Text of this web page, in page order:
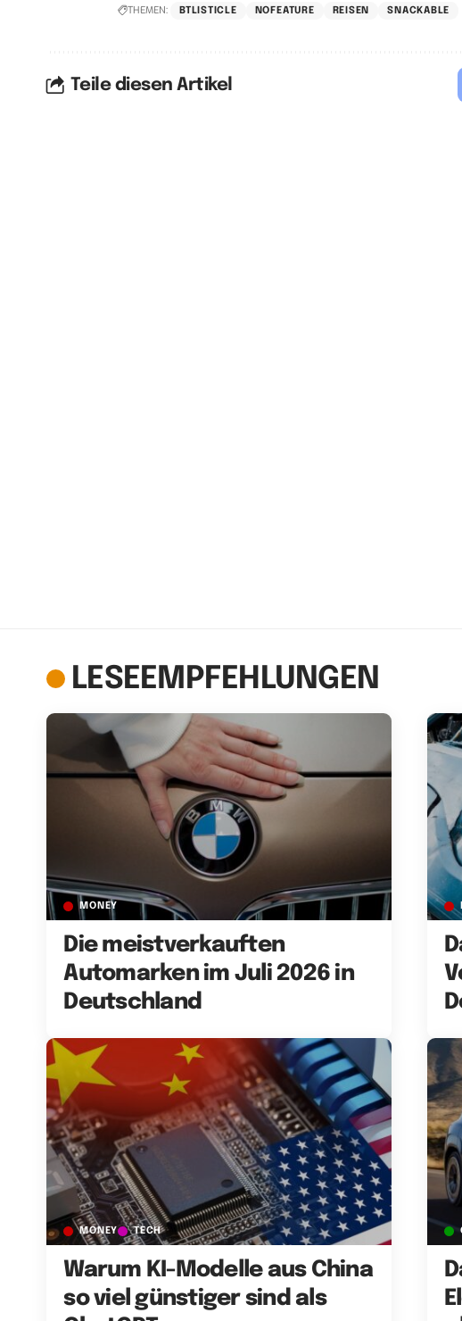
THEMEN: BTLISTICLE NOFEATURE REISEN SNACKABLE
Teile diesen Artikel
LESEEMPFEHLUNGEN
MONEY
Die meistverkauften
Automarken im Juli 2026 in
Deutschland
MONEY TECH
Warum KI-Modelle aus China
so viel günstiger sind als